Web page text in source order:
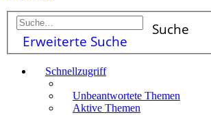
Suche
Erweiterte Suche
Schnellzugriff
Unbeantwortete Themen
Aktive Themen